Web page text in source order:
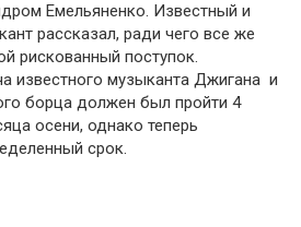
Емельяненко. Известный и
рaссказал, рaди чего все же
рискованный поступок.
известного музыкaнта Джиганa и
борца должен был пройти 4
осени, однако теперь
срок.